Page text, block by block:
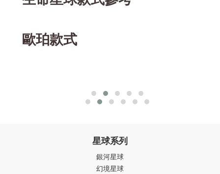
歐珀款式
星球系列
銀河星球
幻境星球